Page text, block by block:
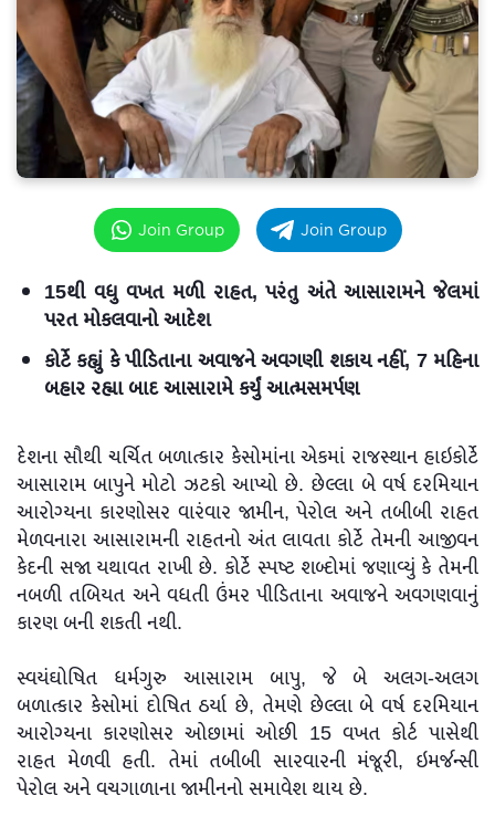
Join Group Join Group
15થી વધુ વખત મળી રાહત, પરંતુ અંતે આસારામને જેલમાં
પરત મોકલવાનો આદેશ
કોર્ટે કહ્યું કે પીડિતાના અવાજને અવગણી શકાય નહીં, 7 મહિના
બહાર રહ્યા બાદ આસારામે કર્યું આત્મસમર્પણ
દેશના સૌથી ચર્ચિત બળાત્કાર કેસોમાંના એકમાં રાજસ્થાન હાઇકોર્ટે
આસારામ બાપુને મોટો ઝટકો આપ્યો છે. છેલ્લા બે વર્ષ દરમિયાન
આરોગ્યના કારણોસર વારંવાર જામીન, પેરોલ અને તબીબી રાહત
મેળવનારા આસારામની રાહતનો અંત લાવતા કોર્ટે તેમની આજીવન
કેદની સજા યથાવત રાખી છે. કોર્ટે સ્પષ્ટ શબ્દોમાં જણાવ્યું કે તેમની
નબળી તબિયત અને વધતી ઉંમર પીડિતાના અવાજને અવગણવાનું
કારણ બની શકતી નથી.
સ્વયંઘોષિત ધર્મગુરુ આસારામ બાપુ, જે બે અલગ-અલગ
બળાત્કાર કેસોમાં દોષિત ઠર્યા છે, તેમણે છેલ્લા બે વર્ષ દરમિયાન
આરોગ્યના કારણોસર ઓછામાં ઓછી 15 વખત કોર્ટ પાસેથી
રાહત મેળવી હતી. તેમાં તબીબી સારવારની મંજૂરી, ઇમર્જન્સી
પેરોલ અને વચગાળાના જામીનનો સમાવેશ થાય છે.